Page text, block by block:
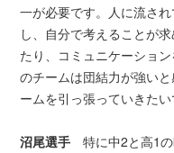
一が必要です。人に流さ
し、自分で考えることが
たり、コミュニケーショ
のチームは団結力が強い
ームを引っ張っていきたい
沼尾選手特に中2と高1